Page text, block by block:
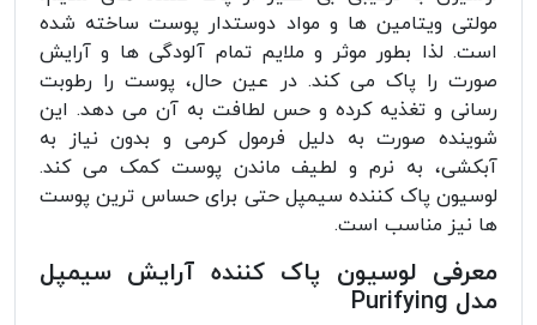
مولتی ویتامین ها و مواد دوستدار پوست ساخته شده
است. لذا بطور موثر و ملایم تمام آلودگی ها و آرایش
صورت را پاک می کند. در عین حال، پوست را رطوبت
رسانی و تغذیه کرده و حس لطافت به آن می دهد. این
شوینده صورت به دلیل فرمول کرمی و بدون نیاز به
آبکشی، به نرم و لطیف ماندن پوست کمک می کند.
لوسیون پاک کننده سیمپل حتی برای حساس ترین پوست
ها نیز مناسب است.
معرفی لوسیون پاک کننده آرایش سیمپل
مدل Purifying